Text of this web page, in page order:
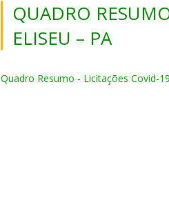
QUADRO
ELISEU – PA
Quadro Resumo - Licitações Covid-